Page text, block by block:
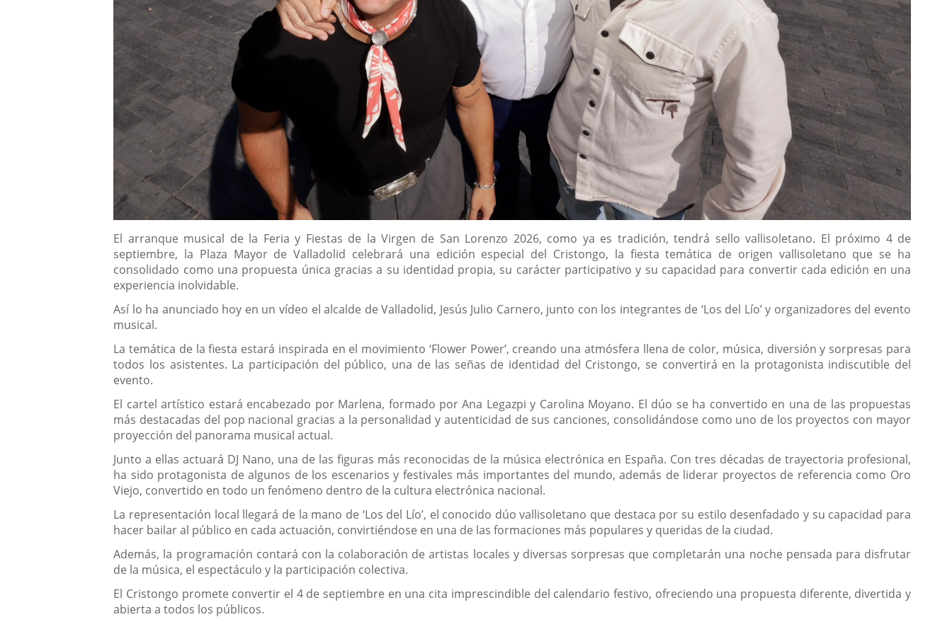
Descripción
El arranque musical de la Feria y Fiestas de la Virgen de San Lorenzo 2026, como ya es tradición, tendrá sello vallisoletano. El próximo 4 de
septiembre, la Plaza Mayor de Valladolid celebrará una edición especial del Cristongo, la fiesta temática de origen vallisoletano que se ha
consolidado como una propuesta única gracias a su identidad propia, su carácter participativo y su capacidad para convertir cada edición en una
experiencia inolvidable.
Así lo ha anunciado hoy en un vídeo el alcalde de Valladolid, Jesús Julio Carnero, junto con los integrantes de ‘Los del Lío’ y organizadores del evento
musical.
La temática de la fiesta estará inspirada en el movimiento ‘Flower Power’, creando una atmósfera llena de color, música, diversión y sorpresas para
todos los asistentes. La participación del público, una de las señas de identidad del Cristongo, se convertirá en la protagonista indiscutible del
evento.
El cartel artístico estará encabezado por Marlena, formado por Ana Legazpi y Carolina Moyano. El dúo se ha convertido en una de las propuestas
más destacadas del pop nacional gracias a la personalidad y autenticidad de sus canciones, consolidándose como uno de los proyectos con mayor
proyección del panorama musical actual.
Junto a ellas actuará DJ Nano, una de las figuras más reconocidas de la música electrónica en España. Con tres décadas de trayectoria profesional,
ha sido protagonista de algunos de los escenarios y festivales más importantes del mundo, además de liderar proyectos de referencia como Oro
Viejo, convertido en todo un fenómeno dentro de la cultura electrónica nacional.
La representación local llegará de la mano de ‘Los del Lío’, el conocido dúo vallisoletano que destaca por su estilo desenfadado y su capacidad para
hacer bailar al público en cada actuación, convirtiéndose en una de las formaciones más populares y queridas de la ciudad.
Además, la programación contará con la colaboración de artistas locales y diversas sorpresas que completarán una noche pensada para disfrutar
de la música, el espectáculo y la participación colectiva.
El Cristongo promete convertir el 4 de septiembre en una cita imprescindible del calendario festivo, ofreciendo una propuesta diferente, divertida y
abierta a todos los públicos.